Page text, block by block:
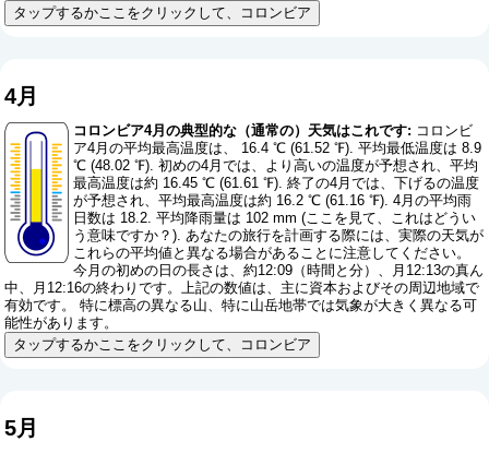
タップするかここをクリックして、コロンビア
4月
コロンビア4月の典型的な（通常の）天気はこれです: コロンビ
ア4月の平均最高温度は、 16.4 ℃ (61.52 ℉). 平均最低温度は 8.9
℃ (48.02 ℉). 初めの4月では、より高いの温度が予想され、平均
最高温度は約 16.45 ℃ (61.61 ℉). 終了の4月では、下げるの温度
が予想され、平均最高温度は約 16.2 ℃ (61.16 ℉). 4月の平均雨
日数は 18.2. 平均降雨量は 102 mm (ここを見て、これはどうい
う意味ですか？). あなたの旅行を計画する際には、実際の天気が
これらの平均値と異なる場合があることに注意してください。
今月の初めの日の長さは、約12:09（時間と分）、月12:13の真ん
中、月12:16の終わりです。上記の数値は、主に資本およびその周辺地域で
有効です。 特に標高の異なる山、特に山岳地帯では気象が大きく異なる可
能性があります。
タップするかここをクリックして、コロンビア
5月